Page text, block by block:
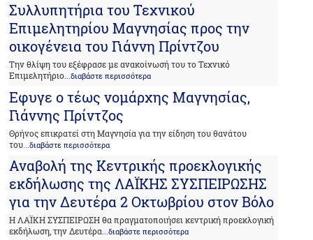
Συλλυπητήρια του Τεχνικού
Επιμελητηρίου Μαγνησίας προς την
οικογένεια του Γιάννη Πρίντζου
Την θλίψη του εξέφρασε με ανακοίνωσή του το Τεχνικό
Επιμελητήριο...διαβάστε περισσότερα
Εφυγε ο τέως νομάρχης Μαγνησίας,
Γιάννης Πρίντζος
Θρήνος επικρατεί στη Μαγνησία για την είδηση του θανάτου
του ...διαβάστε περισσότερα
Αναβολή της Κεντρικής προεκλογικής
εκδήλωσης της ΛΑΪΚΗΣ ΣΥΣΠΕΙΡΩΣΗΣ
για την Δευτέρα 2 Οκτωβρίου στον Βόλο
Η ΛΑΪΚΗ ΣΥΣΠΕΙΡΩΣΗ θα πραγματοποιήσει κεντρική προεκλογική
εκδήλωση, την Δευτέρα...διαβάστε περισσότερα